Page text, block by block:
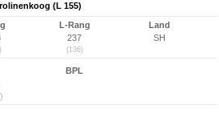
(L 155)
L-Rang
237
(136)
Land
SH
BPL